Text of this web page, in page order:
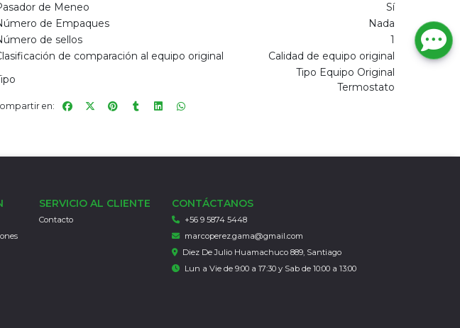
de Meneo
Sí
de Empaques
Nada
de sellos
1
de comparación al equipo original
Calidad de equipo original
Tipo Equipo Original
Termostato
en:
SERVICIO AL CLIENTE
Contacto
CONTÁCTANOS
+56 9 5874 5448
marcoperez.gama@gmail.com
Diez De Julio Huamachuco 889, Santiago
Lun a Vie de 9:00 a 17:30 y Sab de 10:00 a 13:00